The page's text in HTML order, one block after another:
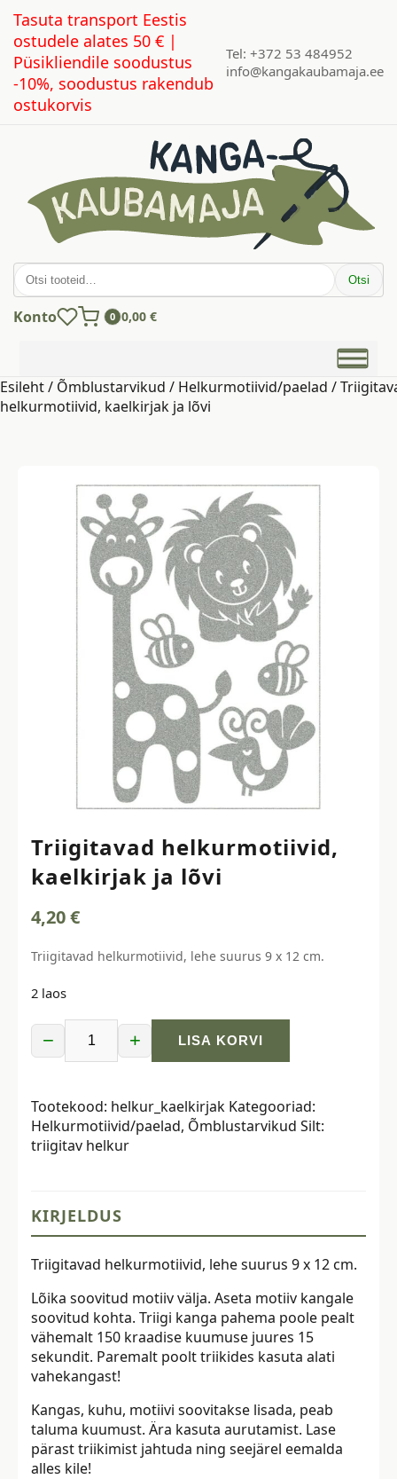
Tasuta transport Eestis
ostudele alates 50 € |
Püsikliendile soodustus
-10%, soodustus rakendub
ostukorvis
Tel: +372 53 484952
info@kangakaubamaja.ee
Otsi: Otsi
Konto 0 0,00 €
Esileht/ Õmblustarvikud / Helkurmotiivid/paelad /
helkurmotiivid, kaelkirjak ja lõvi
Triigitavad helkurmotiivid,
kaelkirjak ja lõvi
4,20€
Triigitavad helkurmotiivid, lehe suurus 9 x 12 cm.
2 laos
−
Triigitavad
helkurmotiivid,
ja
lõvi
kogus
+ LISA KORVI
Tootekood: helkur_kaelkirjak Kategooriad:
Helkurmotiivid/paelad, Õmblustarvikud Silt:
triigitav helkur
KIRJELDUS
Triigitavad helkurmotiivid, lehe suurus 9 x 12 cm.
Lõika soovitud motiiv välja. Aseta motiiv kangale
soovitud kohta. Triigi kanga pahema poole pealt
vähemalt 150 kraadise kuumuse juures 15
sekundit. Paremalt poolt triikides kasuta alati
vahekangast!
Kangas, kuhu, motiivi soovitakse lisada, peab
taluma kuumust. Ära kasuta aurutamist. Lase
pärast triikimist jahtuda ning seejärel eemalda
alles kile!